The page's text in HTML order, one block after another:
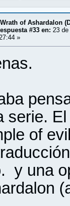
of Ashardalon
#33 en: 23
»
serie.
of
y una